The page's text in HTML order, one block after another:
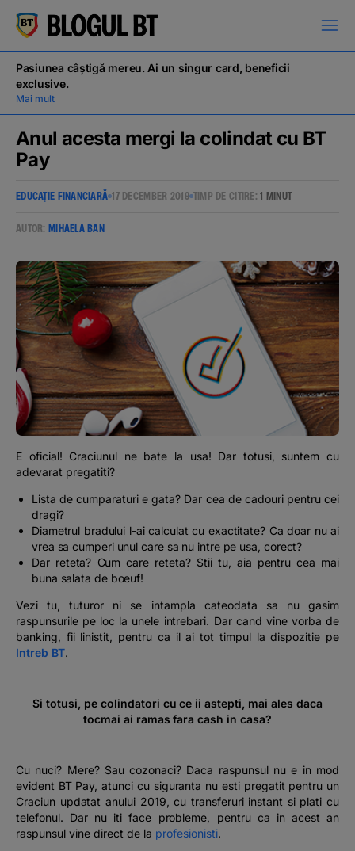
кириллица
Educație financiară
BT Pay
Evenimente
Podcast
The MacRO Zone
Pentru antreprenori
Banking, pe relaxare
Pasiunea câștigă mereu. Ai un singur card, beneficii
exclusive.
Mai mult
Anul acesta mergi la colindat cu BT
Pay
EDUCAȚIE FINANCIARĂ 17 DECEMBER 2019 TIMP DE CITIRE:1 MINUT
AUTOR: MIHAELA BAN
E oficial! Craciunul ne bate la usa! Dar totusi, suntem cu
adevarat pregatiti?
Lista de cumparaturi e gata? Dar cea de cadouri pentru cei
dragi?
Diametrul bradului l-ai calculat cu exactitate? Ca doar nu ai
vrea sa cumperi unul care sa nu intre pe usa, corect?
Dar reteta? Cum care reteta? Stii tu, aia pentru cea mai
buna salata de boeuf!
Vezi tu, tuturor ni se intampla cateodata sa nu gasim
raspunsurile pe loc la unele intrebari. Dar cand vine vorba de
banking, fii linistit, pentru ca il ai tot timpul la dispozitie pe
Intreb BT.
Si totusi, pe colindatori cu ce ii astepti, mai ales daca
tocmai ai ramas fara cash in casa?
Cu nuci? Mere? Sau cozonaci? Daca raspunsul nu e in mod
evident BT Pay, atunci cu siguranta nu esti pregatit pentru un
Craciun updatat anului 2019, cu transferuri instant si plati cu
telefonul. Dar nu iti face probleme, pentru ca in acest an
raspunsul vine direct de la profesionisti.